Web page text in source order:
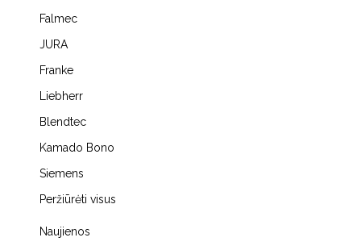
Falmec
JURA
Franke
Liebherr
Blendtec
Kamado Bono
Siemens
Peržiūrėti visus
Naujienos